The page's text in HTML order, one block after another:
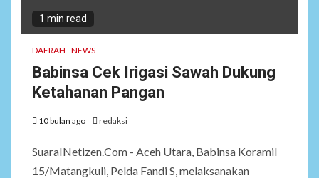
1 min read
DAERAH NEWS
Babinsa Cek Irigasi Sawah Dukung
Ketahanan Pangan
10 bulan ago redaksi
SuaraINetizen.Com - Aceh Utara, Babinsa Koramil
15/Matangkuli, Pelda Fandi S, melaksanakan